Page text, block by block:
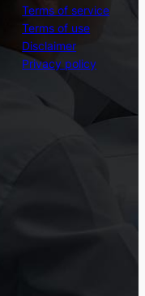
Terms of service
Terms of use
Disclaimer
Privacy policy